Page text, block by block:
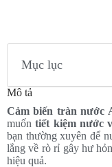
Mục lục
Mô tả
Cảm biến tràn nước
muốntiết kiệm nước
bạn thường xuyên để
lắng về rò rỉ gây hư
hiệu quả.